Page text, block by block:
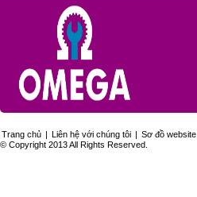
Trang chủ | Liên hệ với chúng tôi | Sơ đồ website
© Copyright 2013 All Rights Reserved.